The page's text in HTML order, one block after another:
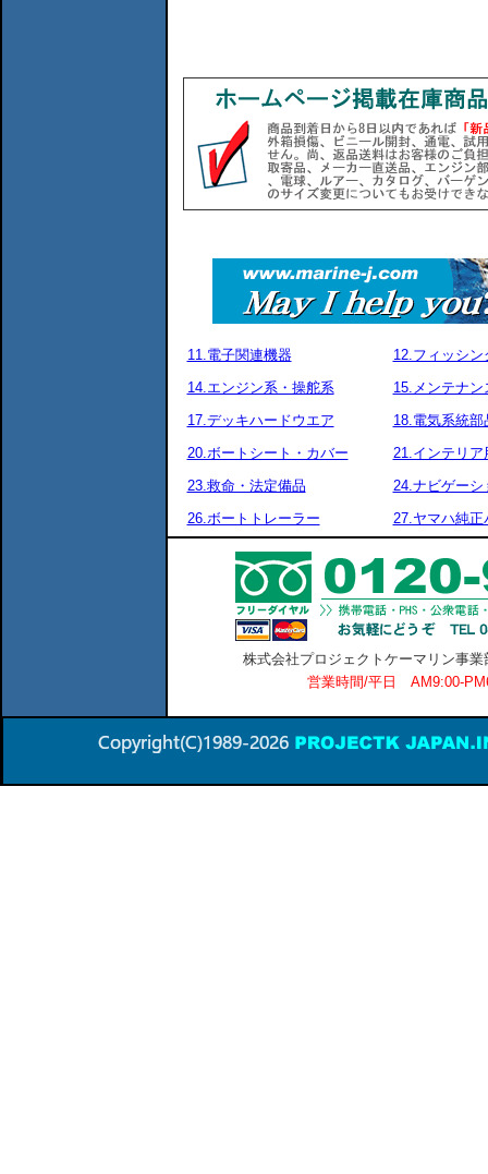
11.電子関連機器
12.フィッシン
14.エンジン系・操舵系
15.メンテナン
17.デッキハードウエア
18.電気系統部
20.ボートシート・カバー
21.インテリア
23.救命・法定備品
24.ナビゲーシ
26.ボートトレーラー
27.ヤマハ純正
株式会社プロジェクトケーマリン事
営業時間/平日 AM9:00-